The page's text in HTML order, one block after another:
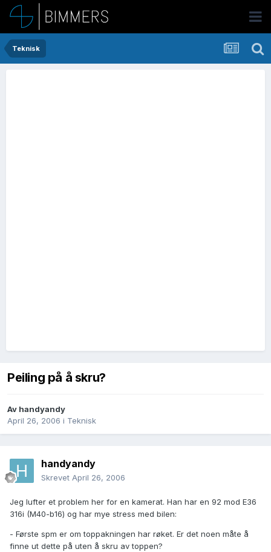
Teknisk
Peiling på å skru?
Av handyandy
April 26, 2006 i Teknisk
handyandy
Skrevet April 26, 2006
Jeg lufter et problem her for en kamerat. Han har en 92 mod E36
316i (M40-b16) og har mye stress med bilen:
- Første spm er om toppakningen har røket. Er det noen måte å
finne ut dette på uten å skru av toppen?